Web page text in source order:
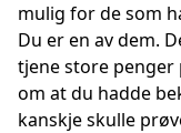
mulig for de som
Du er en av dem.
tjene store penger
om at du hadde
kanskje skulle